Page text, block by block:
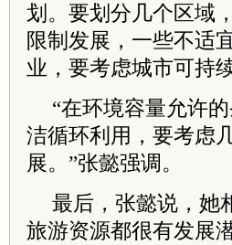
划。要划分几个区域
限制发展，一些不适
业，要考虑城市可持
“在环境容量允许
洁循环利用，要考虑
展。”张懿强调。
最后，张懿说，她
旅游资源都很有发展